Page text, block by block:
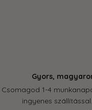
belül érkezik
(Kivéve a